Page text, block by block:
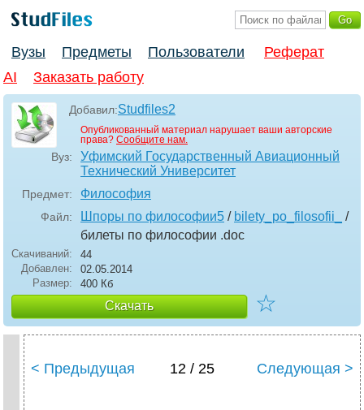
Вузы Предметы Пользователи
Реферат
AI
Заказать работу
Добавил:Studfiles2
Опубликованный материал нарушает ваши авторские
права? Сообщите нам.
Вуз:
Уфимский Государственный Авиационный
Технический Университет
Предмет: Философия
Файл: Шпоры по философии5 / bilety_po_filosofii_
/
билеты по философии .doc
Скачиваний:
44
Добавлен:
02.05.2014
Размер:
400 Кб
Скачать ☆
< Предыдущая 12 / 25 Следующая >